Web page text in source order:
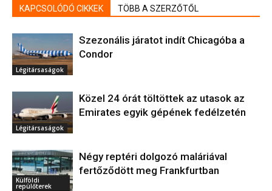
KAPCSOLÓDÓ CIKKEK TÖBB A SZERZŐTŐL
Légitársaságok
Szezonális járatot indít Chicagóba a
Condor
Légitársaságok
Közel 24 órát töltöttek az utasok az
Emirates egyik gépének fedélzetén
Külföldi
repülőterek
Négy reptéri dolgozó maláriával
fertőződött meg Frankfurtban